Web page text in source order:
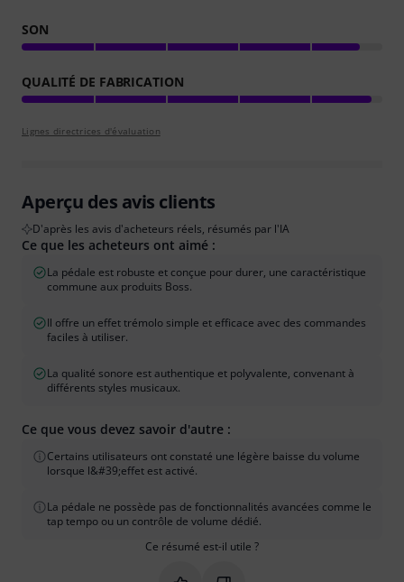
SON
QUALITÉ DE FABRICATION
Lignes directrices d'évaluation
Aperçu des avis clients
D'après les avis d'acheteurs réels, résumés par l'IA
Ce que les acheteurs ont aimé :
La pédale est robuste et conçue pour durer, une caractéristique
commune aux produits Boss.
Il offre un effet trémolo simple et efficace avec des commandes
faciles à utiliser.
La qualité sonore est authentique et polyvalente, convenant à
différents styles musicaux.
Ce que vous devez savoir d'autre :
Certains utilisateurs ont constaté une légère baisse du volume
lorsque l&#39;effet est activé.
La pédale ne possède pas de fonctionnalités avancées comme le
tap tempo ou un contrôle de volume dédié.
Ce résumé est-il utile ?